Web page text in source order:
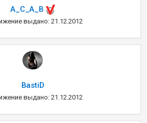
A_C_A_B
выдано: 21.12.2012
BastiD
выдано: 21.12.2012